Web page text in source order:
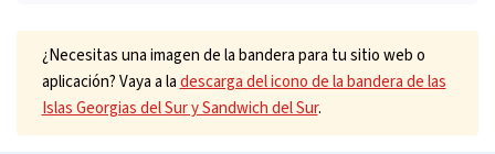
¿Necesitas una imagen de la bandera para tu sitio web o
aplicación? Vaya a ladescarga del icono de la bandera de las
Islas Georgias del Sur y Sandwich del Sur.